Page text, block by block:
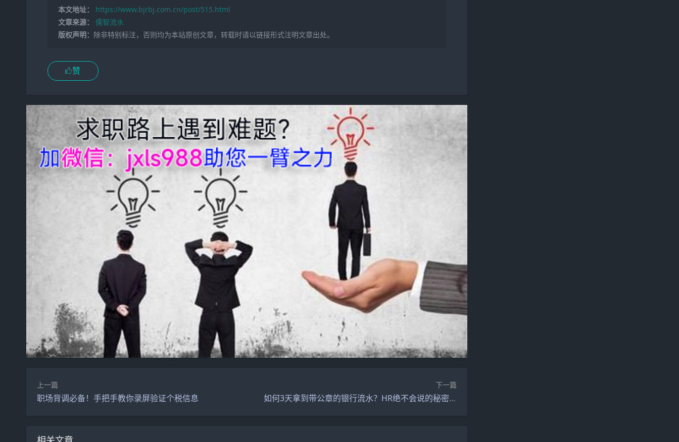
本文地址：
https://www.bjrbj.com.cn/post/515.html
文章来源：
儒智流水
版权声明： 除非特别标注，否则均为本站原创文章，转载时请以链接形式注明文章出处。
赞
上一篇
职场背调必备！手把手教你录屏验证个税信息
下一篇
如何3天拿到带公章的银行流水？HR绝不会说的秘密！